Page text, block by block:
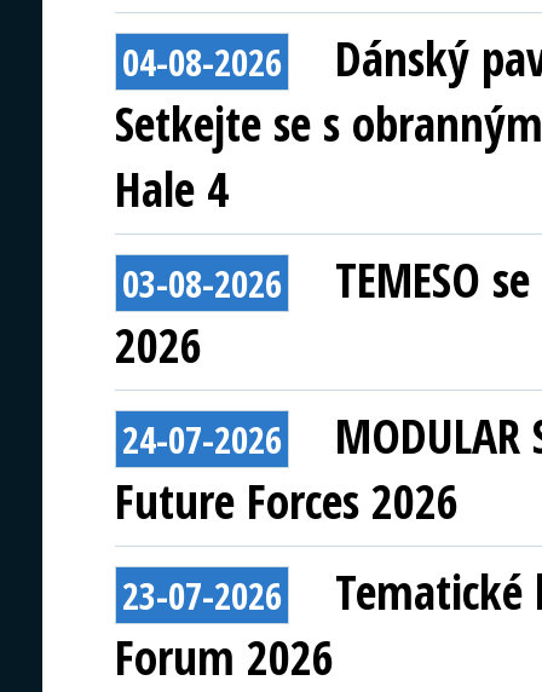
04-08-2026
Dánský
Setkejte se s
Hale 4
03-08-2026
TEMESO
2026
24-07-2026
Future Forces 2026
23-07-2026
Tematické
Forum 2026